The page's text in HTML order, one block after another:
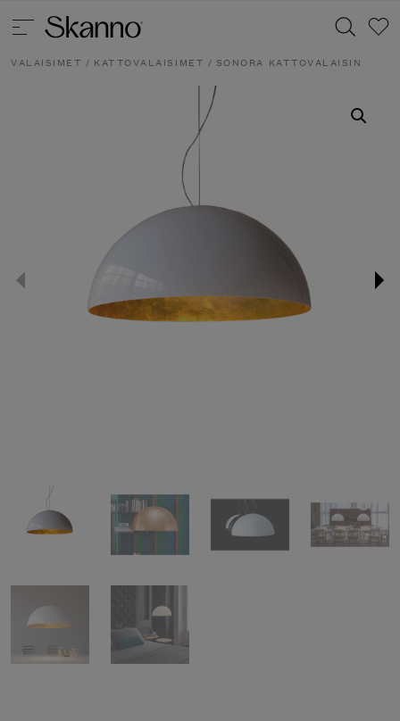
Type 2 or more characters for results.
VALAISIMET / KATTOVALAISIMET / SONORA KATTOVALAISIN